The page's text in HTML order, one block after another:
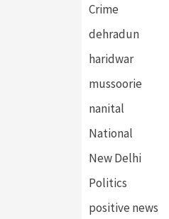
Crime
dehradun
haridwar
mussoorie
nanital
National
New Delhi
Politics
positive news